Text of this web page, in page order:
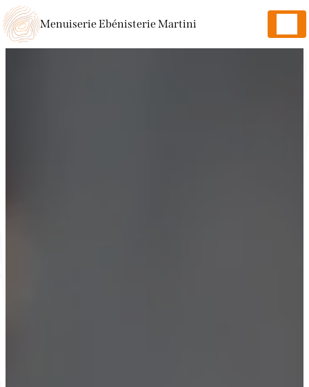
Menuiserie Ebénisterie Martini
Panneau de gestion des cookies